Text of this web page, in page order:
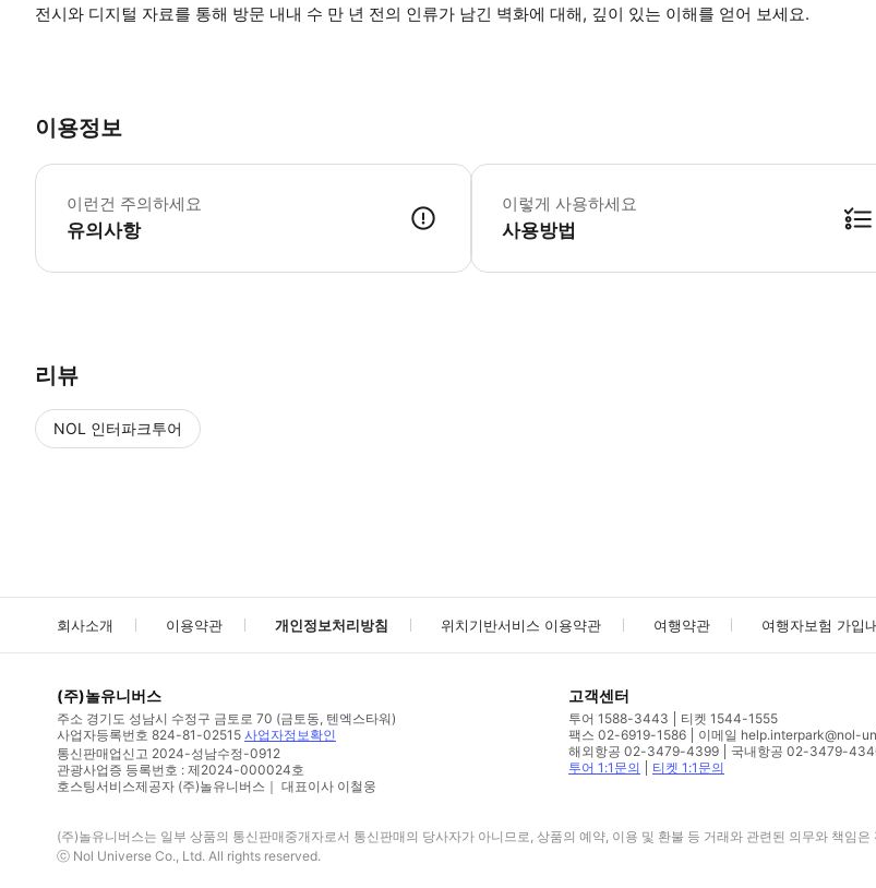
전시와 디지털 자료를 통해 방문 내내 수 만 년 전의 인류가 남긴 벽화에 대해, 깊이 있는 이해를 얻어 보세요.
이용정보
이런건 주의하세요
유의사항
어린이 규정: - 5세 미만 어린이는 무료 입장 가능합니다. 단,
이렇게 사용하세요
사용방법
리뷰
NOL 인터파크투어
회사소개 이용약관 개인정보처리방침 위치기반서비스 이용약관 여행약관 여행자보험 가입
(주)놀유니버스
주소 경기도 성남시 수정구 금토로 70 (금토동, 텐엑스타워)
사업자등록번호 824-81-02515 사업자정보확인
통신판매업신고 2024-성남수정-0912
관광사업증 등록번호 : 제2024-000024호
호스팅서비스제공자 (주)놀유니버스｜ 대표이사 이철웅
고객센터
투어 1588-3443
티켓 1544-1555
팩스 02-6919-1586
이메일 help.interpark@nol-
해외항공 02-3479-4399
국내항공 02-3479-
투어 1:1문의
티켓 1:1문의
(주)놀유니버스는 일부 상품의 통신판매중개자로서 통신판매의 당사자가 아니므로, 상품의 예약, 이용 및 환불 등 거래와 관련된 의무와 책임은
ⓒ Nol Universe Co., Ltd. All rights reserved.